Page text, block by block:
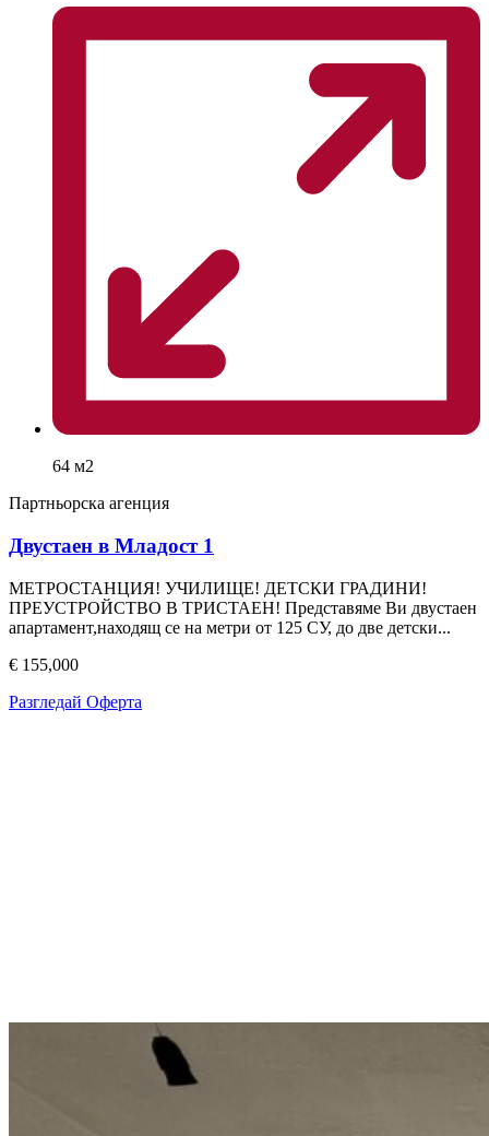
64 м2
Партньорска агенция
Двустаен в Младост 1
МЕТРОСТАНЦИЯ! УЧИЛИЩЕ! ДЕТСКИ ГРАДИНИ!
ПРЕУСТРОЙСТВО В ТРИСТАЕН! Представяме Ви двустаен
апартамент,находящ се на метри от 125 СУ, до две детски...
€ 155,000
Разгледай Оферта